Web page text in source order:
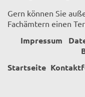
Gern können Sie
Fachämtern einen
Impressum
Startseite